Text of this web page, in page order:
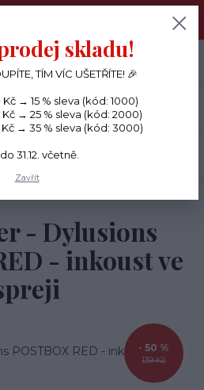
odesílám každý den, KREATIVNÍ
Menu
CZK
- Dylusions
- inkoust ve
139 Kč
- 50 %
skladu!
TÍM VÍC UŠETŘÍTE! 🎉
→ 15 % sleva (kód: 1000)
→ 25 % sleva (kód: 2000)
→ 35 % sleva (kód: 3000)
31.12. včetně.
Zavřít